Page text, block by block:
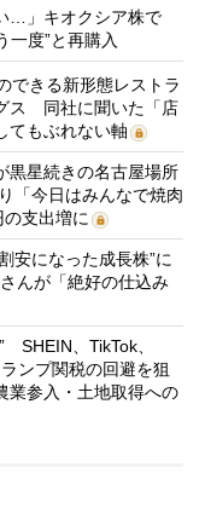
…」キオクシア株で
一度”と再購入
できる新形態レストラ
ス 同社に聞いた「店
てもぶれない軸
黒星続きの名古屋場所
「今日はみんなで焼肉
支出増に
安になった成長株”に
んが「絶好の仕込み
SHEIN、TikTok、
ンプ関税の回避を狙
参入・土地取得への